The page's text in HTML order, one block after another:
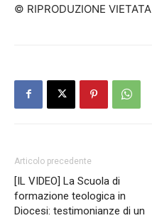
© RIPRODUZIONE VIETATA
Articolo precedente
[IL VIDEO] La Scuola di
formazione teologica in
Diocesi: testimonianze di un